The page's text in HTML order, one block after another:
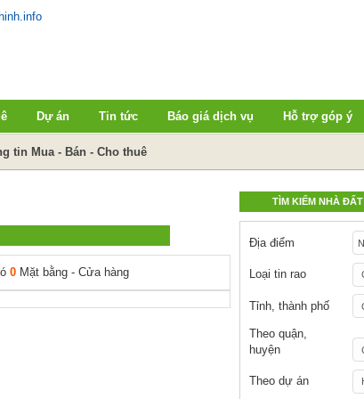
Dự án Tin tức Báo giá dịch vụ Hỗ trợ góp ý
tin Mua - Bán - Cho thuê
0 Mặt bằng - Cửa hàng
TÌM KIẾM NHÀ ĐẤT
Địa điểm
Loại tin rao
Tỉnh, thành phố
Theo quận,
huyện
Theo dự án